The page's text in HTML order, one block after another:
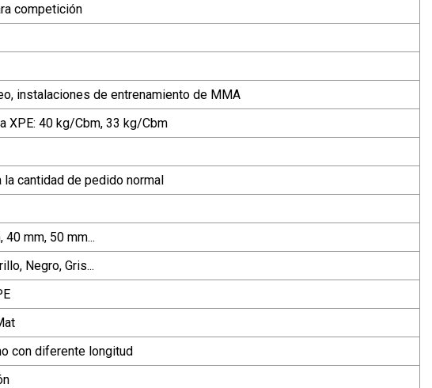
competición
instalaciones de entrenamiento de MMA
XPE: 40 kg/Cbm, 33 kg/Cbm
la cantidad de pedido normal
40 mm, 50 mm...
Negro, Gris...
con diferente longitud